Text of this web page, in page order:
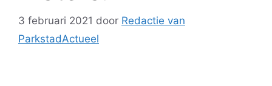
3 februari 2021 door Redactie van
ParkstadActueel